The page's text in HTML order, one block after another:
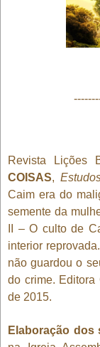
Revista Lições
COISAS,
Caim era do
semente da
II – O culto de
interior
não guardou o
do crime. Editora
de 2015.
Elaboração dos